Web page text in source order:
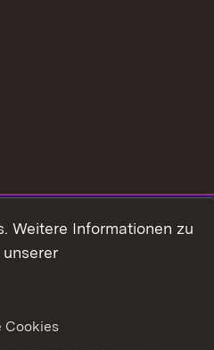
Barrierefreiheit
Weitere Informationen zu
Cookies